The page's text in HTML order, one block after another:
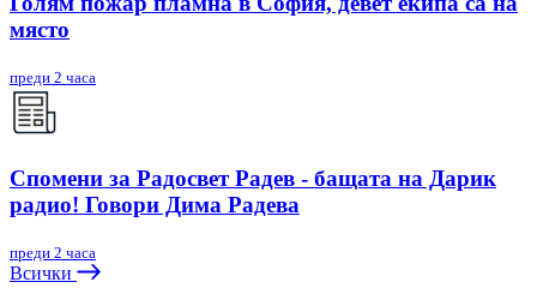
място
преди 2 часа
Спомени за Радосвет Радев - бащата на Дарик
радио! Говори Дима Радева
преди 2 часа
Всички